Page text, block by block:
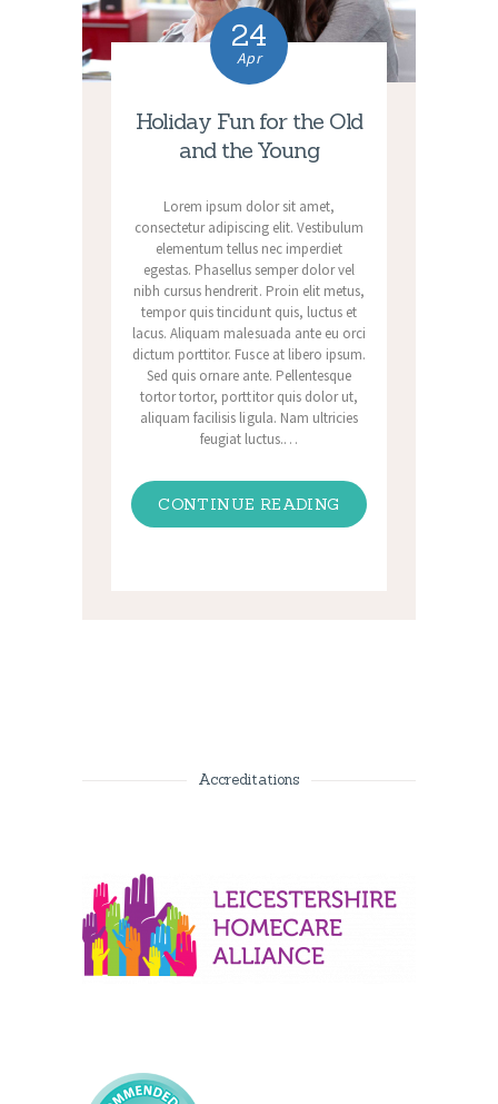
24
Apr
Holiday Fun for the Old
and the Young
Lorem ipsum dolor sit amet,
consectetur adipiscing elit. Vestibulum
elementum tellus nec imperdiet
egestas. Phasellus semper dolor vel
nibh cursus hendrerit. Proin elit metus,
tempor quis tincidunt quis, luctus et
lacus. Aliquam malesuada ante eu orci
dictum porttitor. Fusce at libero ipsum.
Sed quis ornare ante. Pellentesque
tortor tortor, porttitor quis dolor ut,
aliquam facilisis ligula. Nam ultricies
feugiat luctus.…
CONTINUE READING
Accreditations